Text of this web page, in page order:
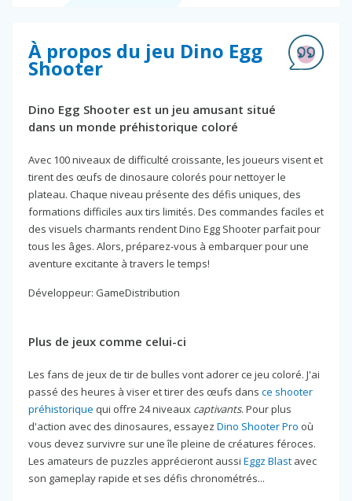
À propos du jeu Dino Egg
Shooter
Dino Egg Shooter est un jeu amusant situé
dans un monde préhistorique coloré
Avec 100 niveaux de difficulté croissante, les joueurs visent et
tirent des œufs de dinosaure colorés pour nettoyer le
plateau. Chaque niveau présente des défis uniques, des
formations difficiles aux tirs limités. Des commandes faciles et
des visuels charmants rendent Dino Egg Shooter parfait pour
tous les âges. Alors, préparez-vous à embarquer pour une
aventure excitante à travers le temps!
Développeur: GameDistribution
Plus de jeux comme celui-ci
Les fans de jeux de tir de bulles vont adorer ce jeu coloré. J'ai
passé des heures à viser et tirer des œufs dans ce shooter
préhistorique qui offre 24 niveaux captivants. Pour plus
d'action avec des dinosaures, essayez Dino Shooter Pro où
vous devez survivre sur une île pleine de créatures féroces.
Les amateurs de puzzles apprécieront aussi Eggz Blast avec
son gameplay rapide et ses défis chronométrés...